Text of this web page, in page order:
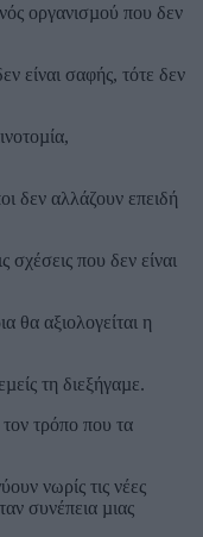
οργανισµού που δεν
είναι σαφής, τότε δεν
δεν αλλάζουν επειδή
σχέσεις που δεν είναι
θα αξιολογείται η
τη διεξήγαµε.
τον τρόπο που τα
νωρίς τις νέες
συνέπεια µιας